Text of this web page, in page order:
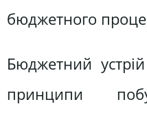
бюджетного
Бюджетний
принципи